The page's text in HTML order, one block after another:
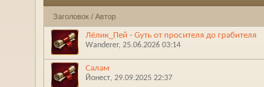
Заголовок / Автор
Лёлик_Пей - Gуть от просителя до грабителя
Wanderer‎, 25.06.2026 03:14
Салам
Йонест‎, 29.09.2025 22:37